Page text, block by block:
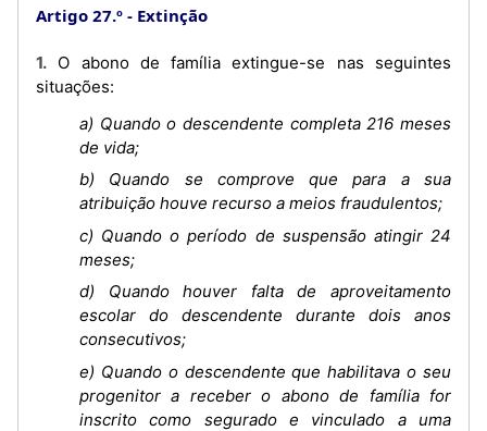
Artigo 27.º Extinção
1. O abono de família extingue-se nas seguintes
situações:
a) Quando o descendente completa 216 meses
de vida;
b) Quando se comprove que para a sua
atribuição houve recurso a meios fraudulentos;
c) Quando o período de suspensão atingir 24
meses;
d) Quando houver falta de aproveitamento
escolar do descendente durante dois anos
consecutivos;
e) Quando o descendente que habilitava o seu
progenitor a receber o abono de família for
inscrito como segurado e vinculado a uma